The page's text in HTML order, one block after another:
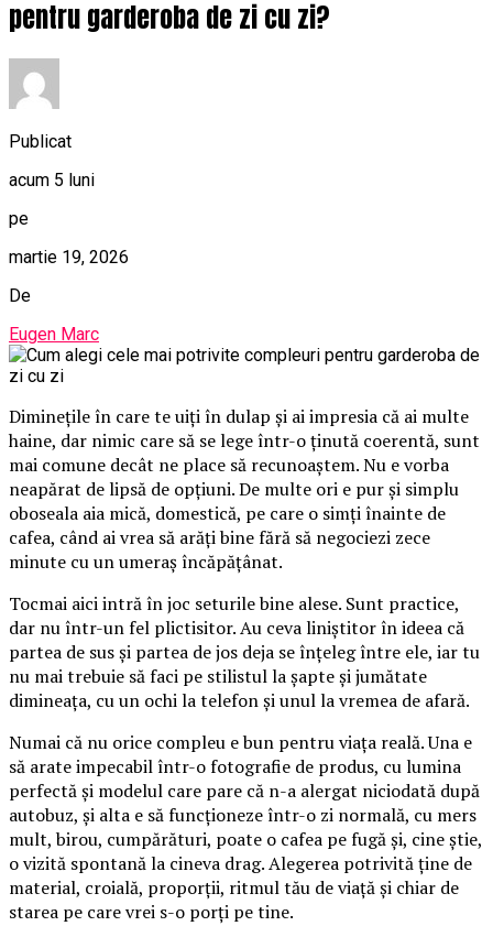
pentru garderoba de zi cu zi?
Publicat
acum 5 luni
pe
martie 19, 2026
De
Eugen Marc
Diminețile în care te uiți în dulap și ai impresia că ai multe
haine, dar nimic care să se lege într-o ținută coerentă, sunt
mai comune decât ne place să recunoaștem. Nu e vorba
neapărat de lipsă de opțiuni. De multe ori e pur și simplu
oboseala aia mică, domestică, pe care o simți înainte de
cafea, când ai vrea să arăți bine fără să negociezi zece
minute cu un umeraș încăpățânat.
Tocmai aici intră în joc seturile bine alese. Sunt practice,
dar nu într-un fel plictisitor. Au ceva liniștitor în ideea că
partea de sus și partea de jos deja se înțeleg între ele, iar tu
nu mai trebuie să faci pe stilistul la șapte și jumătate
dimineața, cu un ochi la telefon și unul la vremea de afară.
Numai că nu orice compleu e bun pentru viața reală. Una e
să arate impecabil într-o fotografie de produs, cu lumina
perfectă și modelul care pare că n-a alergat niciodată după
autobuz, și alta e să funcționeze într-o zi normală, cu mers
mult, birou, cumpărături, poate o cafea pe fugă și, cine știe,
o vizită spontană la cineva drag. Alegerea potrivită ține de
material, croială, proporții, ritmul tău de viață și chiar de
starea pe care vrei s-o porți pe tine.